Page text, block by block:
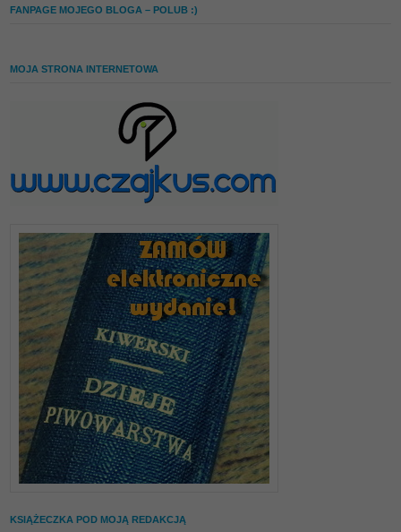
FANPAGE MOJEGO BLOGA – POLUB :)
MOJA STRONA INTERNETOWA
KSIĄŻECZKA POD MOJĄ REDAKCJĄ